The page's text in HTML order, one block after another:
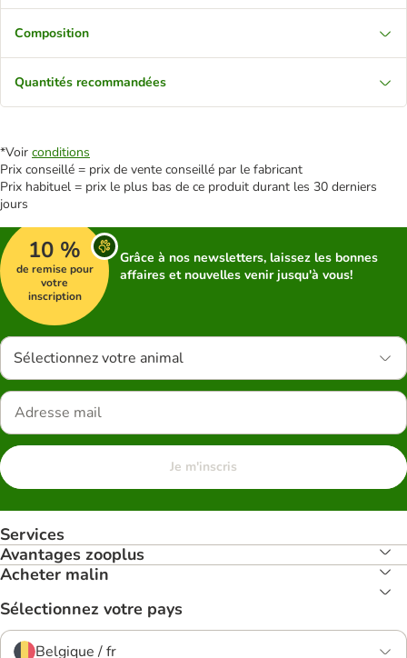
Composition
Quantités recommandées
*Voir conditions
Prix conseillé = prix de vente conseillé par le fabricant
Prix habituel = prix le plus bas de ce produit durant les 30 derniers
jours
10 %
de remise pour
votre
inscription
Grâce à nos newsletters, laissez les bonnes
affaires et nouvelles venir jusqu'à vous!
Sélectionnez votre animal
Je m'inscris
Services
Avantages zooplus
Acheter malin
Sélectionnez votre pays
Belgique / fr